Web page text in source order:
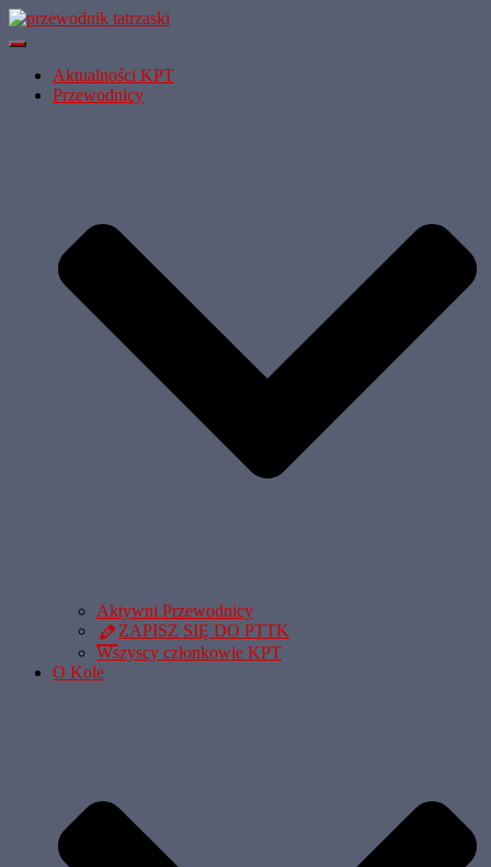
Przełącz
NawigacjęAktualności KPT
Przewodnicy
Aktywni Przewodnicy
ZAPISZ SIĘ DO PTTK
Wszyscy członkowie KPT
O Kole